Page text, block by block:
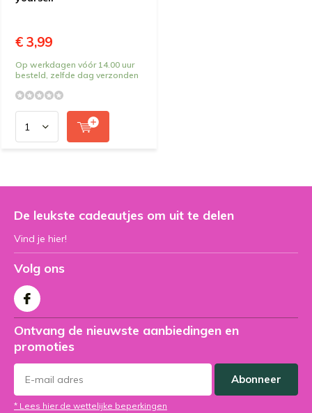
€ 3,99
Op werkdagen vóór 14.00 uur
besteld, zelfde dag verzonden
De leukste cadeautjes om uit te delen
Vind je hier!
Volg ons
Ontvang de nieuwste aanbiedingen en
promoties
Abonneer
* Lees hier de wettelijke beperkingen